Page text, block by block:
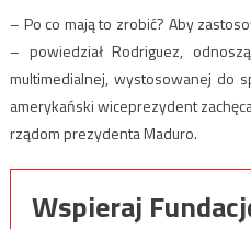
– Po co mają to zrobić? Aby
– powiedział Rodriguez,
multimedialnej, wystosowanej do
amerykański wiceprezydent
rządom prezydenta Maduro.
Wspieraj